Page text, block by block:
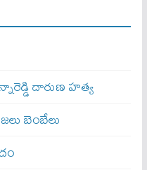
దారుణ హత్య
బెంబేలు